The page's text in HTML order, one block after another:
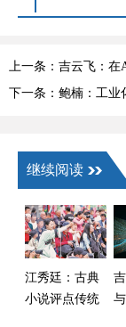
上一条：吉云飞：
下一条：鲍楠：工业
继续阅读
江秀廷：古典
小说评点传统